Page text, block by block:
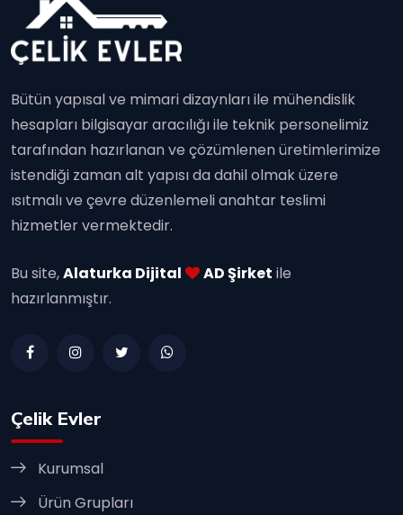
Bütün yapısal ve mimari dizaynları ile mühendislik
hesapları bilgisayar aracılığı ile teknik personelimiz
tarafından hazırlanan ve çözümlenen üretimlerimize
istendiği zaman alt yapısı da dahil olmak üzere
ısıtmalı ve çevre düzenlemeli anahtar teslimi
hizmetler vermektedir.
Bu site,Alaturka Dijital AD Şirket ile
hazırlanmıştır.
Çelik Evler
Kurumsal
Ürün Grupları